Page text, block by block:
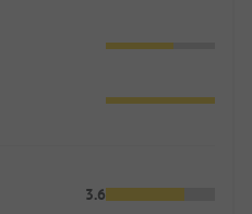
3.6